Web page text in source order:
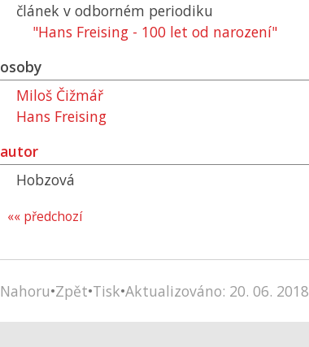
článek v odborném periodiku
"Hans Freising - 100 let od narození"
osoby
Miloš Čižmář
Hans Freising
autor
Hobzová
«« předchozí
Nahoru•Zpět•Tisk•Aktualizováno: 20. 06. 2018